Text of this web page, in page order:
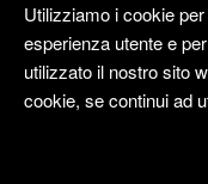
Kyuubi
Utilizziamo i cookie
esperienza utente e
utilizzato il nostro sito
cookie, se continui ad